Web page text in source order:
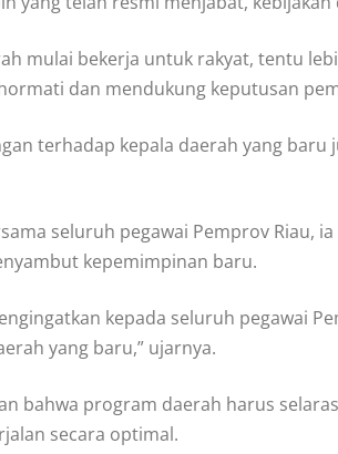
mulai bekerja untuk rakyat, tentu
dan mendukung keputusan
terhadap kepala daerah yang
seluruh pegawai Pemprov Riau,
kepemimpinan baru.
kepada seluruh pegawai
yang baru,” ujarnya.
bahwa program daerah harus
secara optimal.